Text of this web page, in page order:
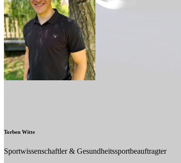
Torben Witte
Sportwissenschaftler & Gesundheitssportbeauftragter